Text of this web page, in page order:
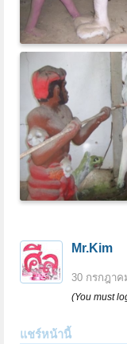
Mr.Kim
30 กรกฎาค
(You must
แชร์หน้านี้